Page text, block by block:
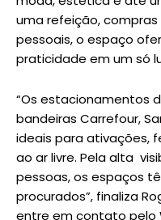
uma refeição,
pessoais, o espaço
praticidade em um só
“Os estacionamentos
bandeiras Carrefour,
ideais para ativações,
ao ar livre. Pela alta
pessoas, os espaços
procurados”, finaliza
entre em contato pelo